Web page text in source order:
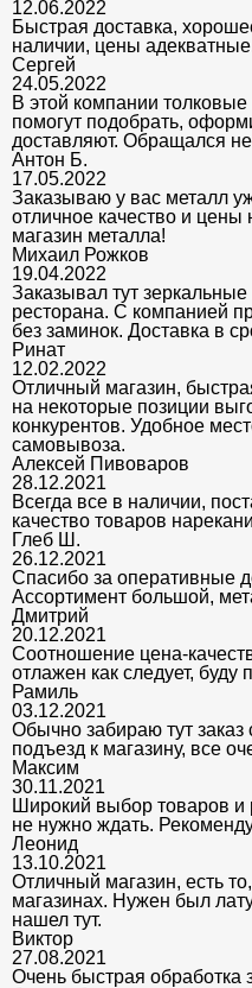
12.06.2022
Быстрая доставка,
наличии, цены
Сергей
24.05.2022
В этой компании
помогут подобрать,
доставляют. Обращался
Антон Б.
17.05.2022
Заказываю у вас металл
отличное качество и
магазин металла!
Михаил Рожков
19.04.2022
Заказывал тут
ресторана. С компанией
без заминок. Доставка в
Ринат
12.02.2022
Отличный магазин,
на некоторые позиции
конкурентов. Удобное
самовывоза.
Алексей Пивоваров
28.12.2021
Всегда все в наличии,
качество товаров
Глеб Ш.
26.12.2021
Спасибо за оперативные
Ассортимент большой,
Дмитрий
20.12.2021
Соотношение цена-
отлажен как следует, буду
Рамиль
03.12.2021
Обычно забираю тут
подъезд к магазину, все
Максим
30.11.2021
Широкий выбор товаров и
не нужно ждать.
Леонид
13.10.2021
Отличный магазин, есть
магазинах. Нужен был
нашел тут.
Виктор
27.08.2021
Очень быстрая обработка